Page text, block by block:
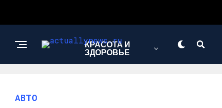
КРАСОТА И
ЗДОРОВЬЕ
АВТО